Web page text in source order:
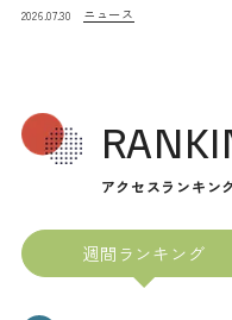
2026.07.30 ニュース
アクセスランキン
週間ランキング